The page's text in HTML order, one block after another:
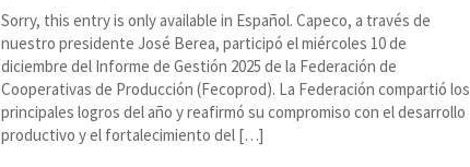
Sorry, this entry is only available in Español. Capeco, a través de
nuestro presidente José Berea, participó el miércoles 10 de
diciembre del Informe de Gestión 2025 de la Federación de
Cooperativas de Producción (Fecoprod). La Federación compartió los
principales logros del año y reafirmó su compromiso con el desarrollo
productivo y el fortalecimiento del […]